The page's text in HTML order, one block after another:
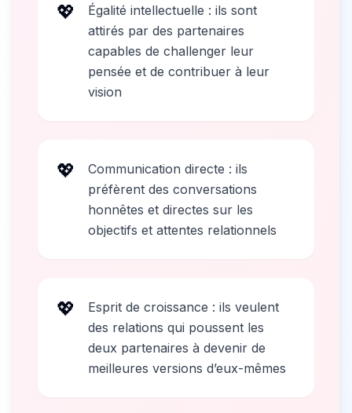
💖
Égalité intellectuelle : ils sont
attirés par des partenaires
capables de challenger leur
pensée et de contribuer à leur
vision
💖
Communication directe : ils
préfèrent des conversations
honnêtes et directes sur les
objectifs et attentes relationnels
💖
Esprit de croissance : ils veulent
des relations qui poussent les
deux partenaires à devenir de
meilleures versions d’eux-mêmes